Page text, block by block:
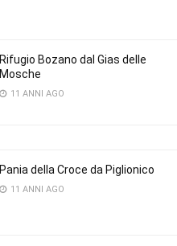
Rifugio Bozano dal Gias delle
Mosche
11 ANNI AGO
Pania della Croce da Piglionico
11 ANNI AGO